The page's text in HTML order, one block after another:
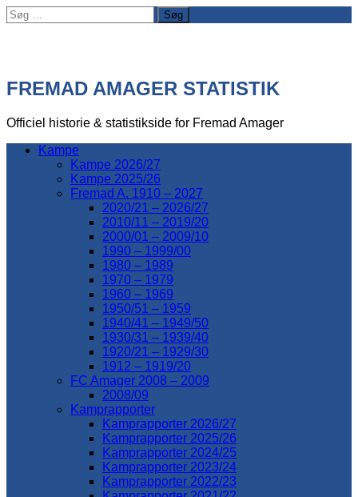
Søg
efter:
FREMAD AMAGER STATISTIK
Officiel historie & statistikside for Fremad Amager
Kampe
Kampe 2026/27
Kampe 2025/26
Fremad A. 1910 – 2027
2020/21 – 2026/27
2010/11 – 2019/20
2000/01 – 2009/10
1990 – 1999/00
1980 – 1989
1970 – 1979
1960 – 1969
1950/51 – 1959
1940/41 – 1949/50
1930/31 – 1939/40
1920/21 – 1929/30
1912 – 1919/20
FC Amager 2008 – 2009
2008/09
Kamprapporter
Kamprapporter 2026/27
Kamprapporter 2025/26
Kamprapporter 2024/25
Kamprapporter 2023/24
Kamprapporter 2022/23